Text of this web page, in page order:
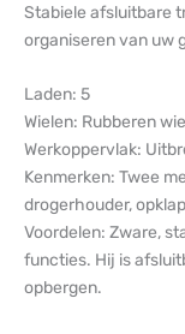
Stabiele afsluitbare
organiseren van uw
Laden: 5
Wielen: Rubberen
Werkoppervlak:
Kenmerken: Twee
drogerhouder,
Voordelen: Zware,
functies. Hij is
opbergen.